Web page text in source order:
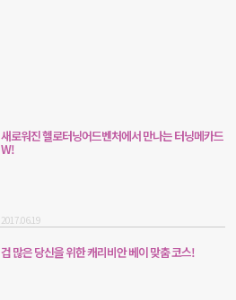
새로워진 헬로터닝어드벤처에서 만나는 터닝메카드
W!
2017.06.19
겁 많은 당신을 위한 캐리비안 베이 맞춤 코스!